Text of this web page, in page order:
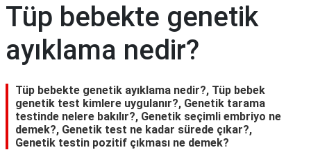
Tüp bebekte genetik
ayıklama nedir?
Tüp bebekte genetik ayıklama nedir?, Tüp bebek
genetik test kimlere uygulanır?, Genetik tarama
testinde nelere bakılır?, Genetik seçimli embriyo ne
demek?, Genetik test ne kadar sürede çıkar?,
Genetik testin pozitif çıkması ne demek?